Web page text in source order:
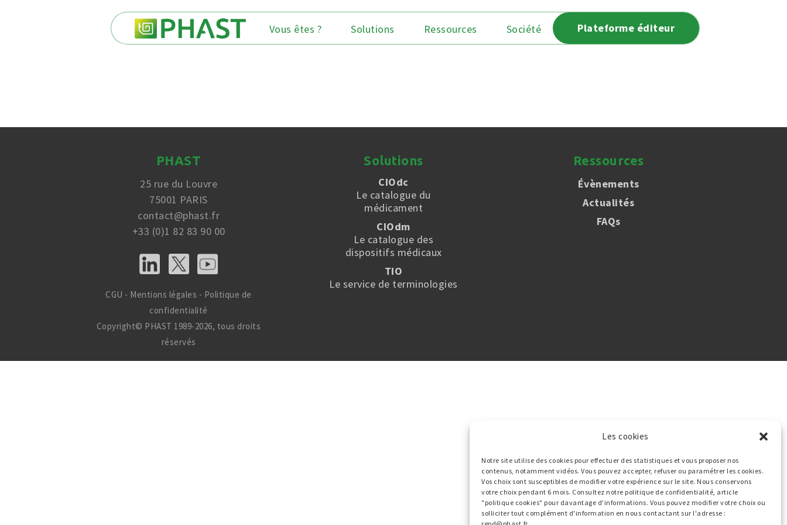
Les cookies
Notre site utilise des cookies pour effectuer des statistiques et vous proposer nos
contenus, notamment vidéos. Vous pouvez accepter, refuser ou paramétrer les cookies.
Vos choix sont susceptibles de modifier votre expérience sur le site. Nous conservons
votre choix pendant 6 mois. Consultez notre politique de confidentialité, article
"politique cookies" pour davantage d'informations. Vous pouvez modifier votre choix ou
solliciter tout complément d'information en nous contactant sur l'adresse :
Vous êtes ? Solutions Ressources Société Plateforme éditeur
PHAST
25 rue du Louvre
75001 PARIS
contact@phast.fr
+33 (0)1 82 83 90 00
CGU - Mentions légales - Politique de
confidentialité
Copyright© PHAST 1989-2026, tous droits
réservés
Solutions
CIOdc
Le catalogue du
médicament
CIOdm
Le catalogue des
dispositifs médicaux
TIO
Le service de terminologies
Ressources
Évènements
Actualités
FAQs